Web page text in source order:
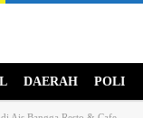
DAERAH